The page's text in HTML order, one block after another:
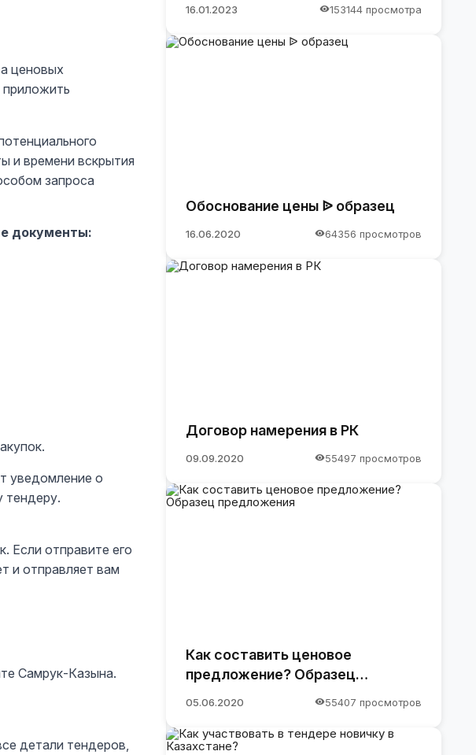
ценовых
приложить
и времени вскрытия
запроса
документы:
уведомление о
тендеру.
Если отправите его
и отправляет вам
Самрук-Казына.
детали тендеров,
16.01.2023 153144 просмотра
Обоснование цены ᐉ образец
16.06.2020 64356 просмотров
Договор намерения в РК
09.09.2020 55497 просмотров
Как составить ценовое
предложение? Образец
05.06.2020 55407 просмотров